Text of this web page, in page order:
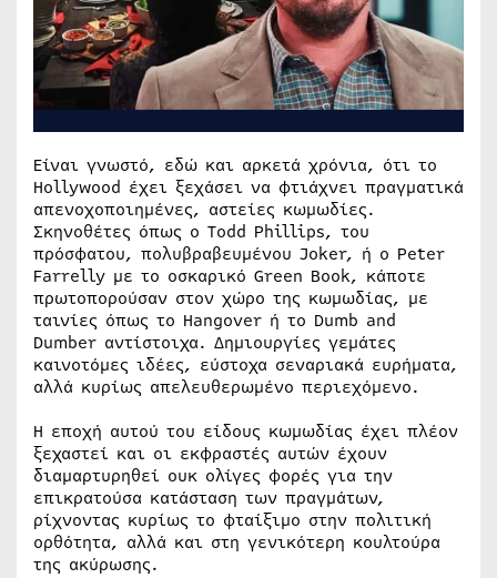
Είναι γνωστό, εδώ και αρκετά χρόνια, ότι το
Hollywood έχει ξεχάσει να φτιάχνει πραγματικά
απενοχοποιημένες, αστείες κωμωδίες.
Σκηνοθέτες όπως ο Todd Phillips, του
πρόσφατου, πολυβραβευμένου Joker, ή ο Peter
Farrelly με το οσκαρικό Green Book, κάποτε
πρωτοπορούσαν στον χώρο της κωμωδίας, με
ταινίες όπως το Hangover ή το Dumb and
Dumber αντίστοιχα. Δημιουργίες γεμάτες
καινοτόμες ιδέες, εύστοχα σεναριακά ευρήματα,
αλλά κυρίως απελευθερωμένο περιεχόμενο.
Η εποχή αυτού του είδους κωμωδίας έχει πλέον
ξεχαστεί και οι εκφραστές αυτών έχουν
διαμαρτυρηθεί ουκ ολίγες φορές για την
επικρατούσα κατάσταση των πραγμάτων,
ρίχνοντας κυρίως το φταίξιμο στην πολιτική
ορθότητα, αλλά και στη γενικότερη κουλτούρα
της ακύρωσης.